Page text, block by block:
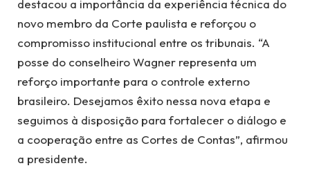
destacou a importância da experiência técnica do
novo membro da Corte paulista e reforçou o
compromisso institucional entre os tribunais. “A
posse do conselheiro Wagner representa um
reforço importante para o controle externo
brasileiro. Desejamos êxito nessa nova etapa e
seguimos à disposição para fortalecer o diálogo e
a cooperação entre as Cortes de Contas”, afirmou
a presidente.